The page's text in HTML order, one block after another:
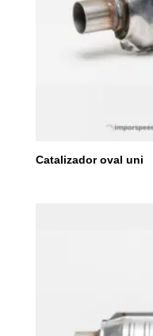
Catalizador oval uni